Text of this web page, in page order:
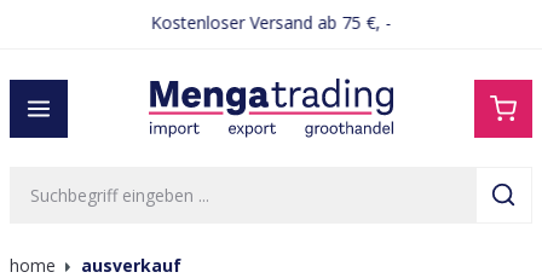
Kostenloser Versand ab 75 €, -
home ausverkauf